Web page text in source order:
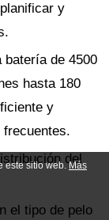
y
batería de 4500
hasta 180
y
del
el tipo de pelo
este sitio web.Más